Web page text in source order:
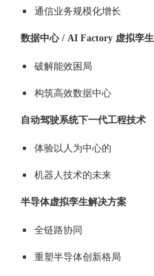
通信业务规模化增长
数据中心 / AI Factory 虚拟孪生
破解能效困局
构筑高效数据中心
自动驾驶系统下一代工程技术
体验以人为中心的
机器人技术的未来
半导体虚拟孪生解决方案
全链路协同
重塑半导体创新格局